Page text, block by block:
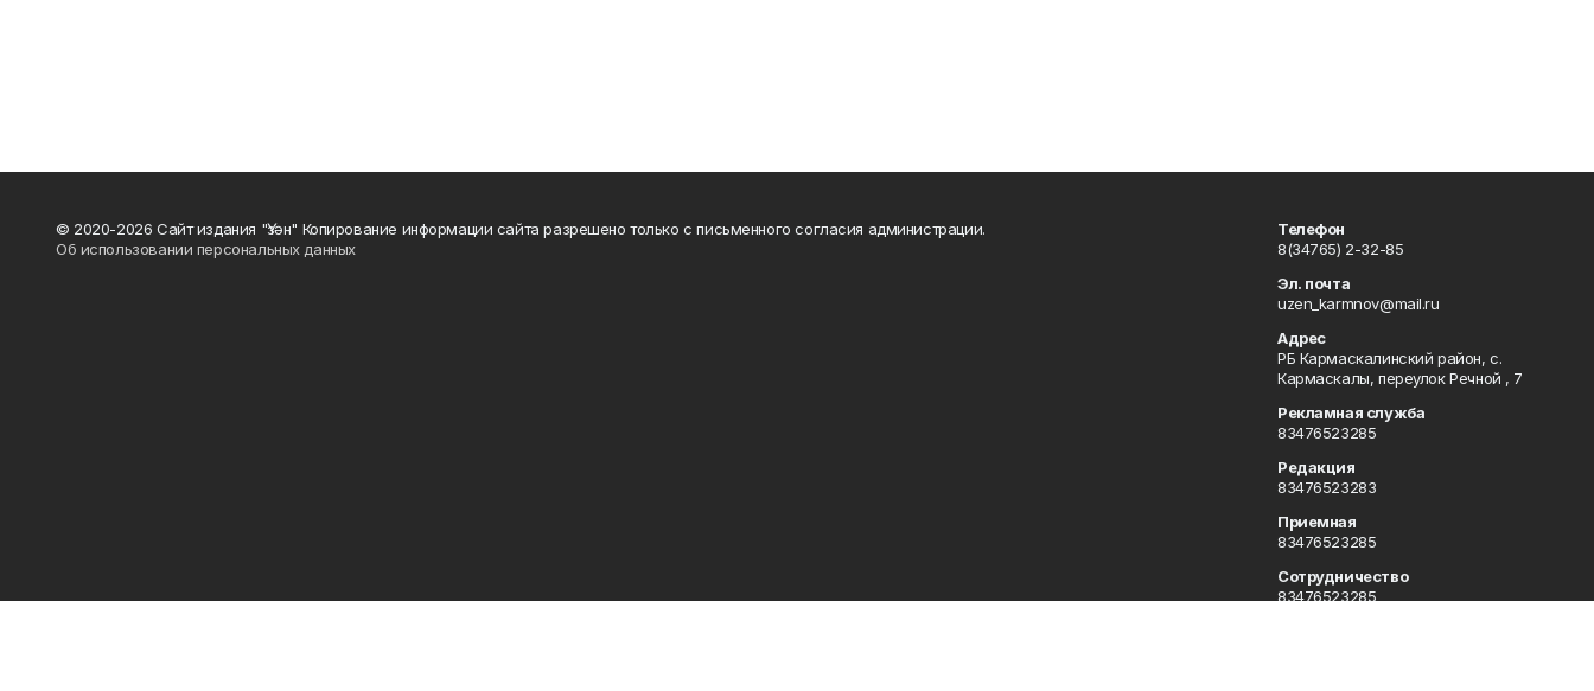
© 2020-2026 Сайт издания "Үзән" Копирование информации сайта разрешено только с письменного согласия администрации.
Об использовании персональных данных
Телефон
8(34765) 2-32-85
Эл. почта
uzen_karmnov@mail.ru
Адрес
РБ Кармаскалинский район, с.
Кармаскалы, переулок Речной , 7
Рекламная служба
83476523285
Редакция
83476523283
Приемная
83476523285
Сотрудничество
83476523285